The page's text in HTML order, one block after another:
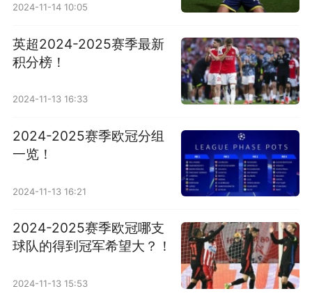
2024-11-14 10:05
英超2024-2025赛季最新
积分榜！
2024-11-13 16:33
2024-2025赛季欧冠分组
一览！
2024-11-13 16:21
2024-2025赛季欧冠哪支
球队的得到冠军希望大？！
2024-11-13 15:53